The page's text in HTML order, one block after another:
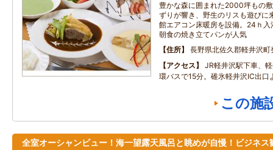
豊かな森に囲まれた2000坪もの
ずりが響き、野生のリスも遊びに
館エアコン床暖房を設備。24ｈ
朝食の焼き立てパンが人気
住所
長野県北佐久郡軽井沢
アクセス
JR軽井沢駅下車、
環バスで15分。碓氷軽井沢IC出口
この施
全室オーシャンビュー！海一望露天風呂と眺めが自慢！ビジネス